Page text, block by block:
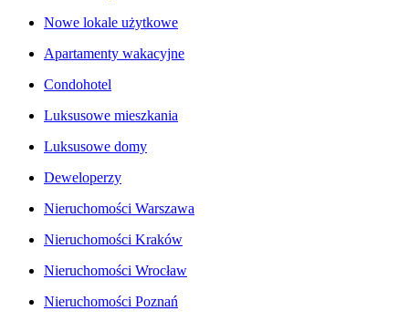
Nowe lokale użytkowe
Apartamenty wakacyjne
Condohotel
Luksusowe mieszkania
Luksusowe domy
Deweloperzy
Nieruchomości Warszawa
Nieruchomości Kraków
Nieruchomości Wrocław
Nieruchomości Poznań